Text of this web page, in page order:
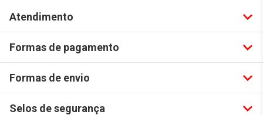
Atendimento
Formas de pagamento
Formas de envio
Selos de segurança